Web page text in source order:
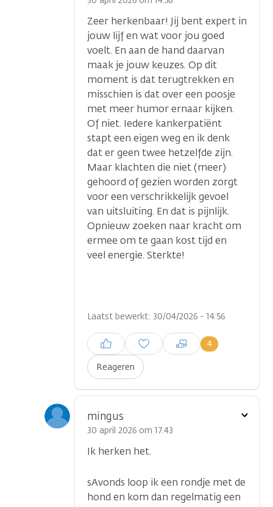
Zeer herkenbaar! Jij bent expert in
jouw lijf en wat voor jou goed
voelt. En aan de hand daarvan
maak je jouw keuzes. Op dit
moment is dat terugtrekken en
misschien is dat over een poosje
met meer humor ernaar kijken.
Of niet. Iedere kankerpatiënt
stapt een eigen weg en ik denk
dat er geen twee hetzelfde zijn.
Maar klachten die niet (meer)
gehoord of gezien worden zorgt
voor een verschrikkelijk gevoel
van uitsluiting. En dat is pijnlijk.
Opnieuw zoeken naar kracht om
ermee om te gaan kost tijd en
veel energie. Sterkte!
Laatst bewerkt: 30/04/2026 - 14:56
Reageren
4
Inloggen om een reactie te
plaatsen
mingus
30 april 2026 om 17.43
Ik herken het.
sAvonds loop ik een rondje met de
hond en kom dan regelmatig een
Toon